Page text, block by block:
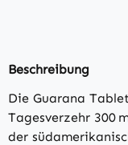
Beschreibung
Die Guarana
Tagesverzehr 300
der